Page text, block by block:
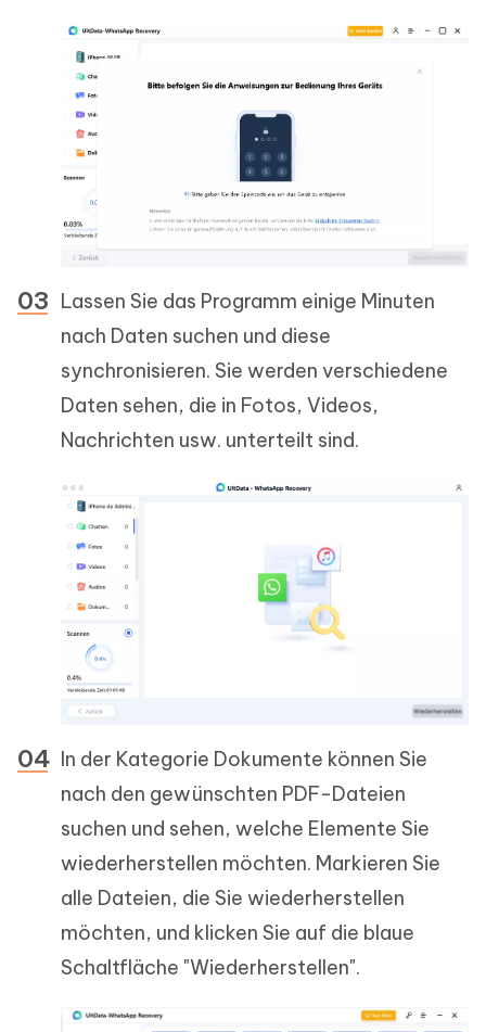
Lassen Sie das Programm einige Minuten
nach Daten suchen und diese
synchronisieren. Sie werden verschiedene
Daten sehen, die in Fotos, Videos,
Nachrichten usw. unterteilt sind.
In der Kategorie Dokumente können Sie
nach den gewünschten PDF-Dateien
suchen und sehen, welche Elemente Sie
wiederherstellen möchten. Markieren Sie
alle Dateien, die Sie wiederherstellen
möchten, und klicken Sie auf die blaue
Schaltfläche "Wiederherstellen".